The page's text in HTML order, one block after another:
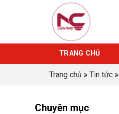
TRANG CHỦ
Trang chủ » Tin tức »
Chuyên mục